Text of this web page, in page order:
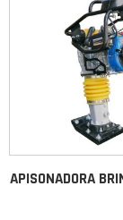
APISONADORA